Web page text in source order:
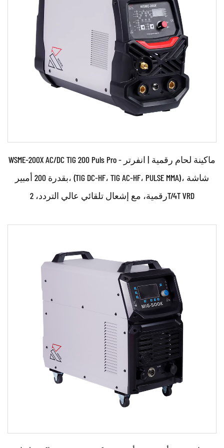
اقرأ أكثر
حدود:
اقرأ أكثر
WSME-200X AC/DC TIG 200 Puls Pro - ماكينة لحام رقمية | انفرتر
بقدرة 200 أمبير، (TIG DC-HF، TIG AC-HF، PULSE MMA)، شاشة
رقمية، مع إشعال تلقائي عالي التردد، 2T/4T VRD